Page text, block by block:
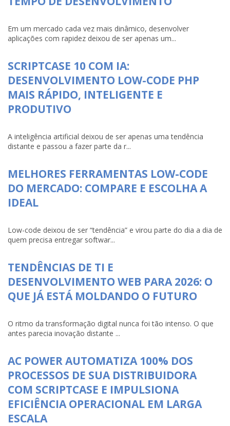
Em um mercado cada vez mais dinâmico, desenvolver
aplicações com rapidez deixou de ser apenas um...
SCRIPTCASE 10 COM IA:
DESENVOLVIMENTO LOW-CODE PHP
MAIS RÁPIDO, INTELIGENTE E
PRODUTIVO
A inteligência artificial deixou de ser apenas uma tendência
distante e passou a fazer parte da r...
MELHORES FERRAMENTAS LOW-CODE
DO MERCADO: COMPARE E ESCOLHA A
IDEAL
Low-code deixou de ser “tendência” e virou parte do dia a dia de
quem precisa entregar softwar...
TENDÊNCIAS DE TI E
DESENVOLVIMENTO WEB PARA 2026: O
QUE JÁ ESTÁ MOLDANDO O FUTURO
O ritmo da transformação digital nunca foi tão intenso. O que
antes parecia inovação distante ...
AC POWER AUTOMATIZA 100% DOS
PROCESSOS DE SUA DISTRIBUIDORA
COM SCRIPTCASE E IMPULSIONA
EFICIÊNCIA OPERACIONAL EM LARGA
ESCALA